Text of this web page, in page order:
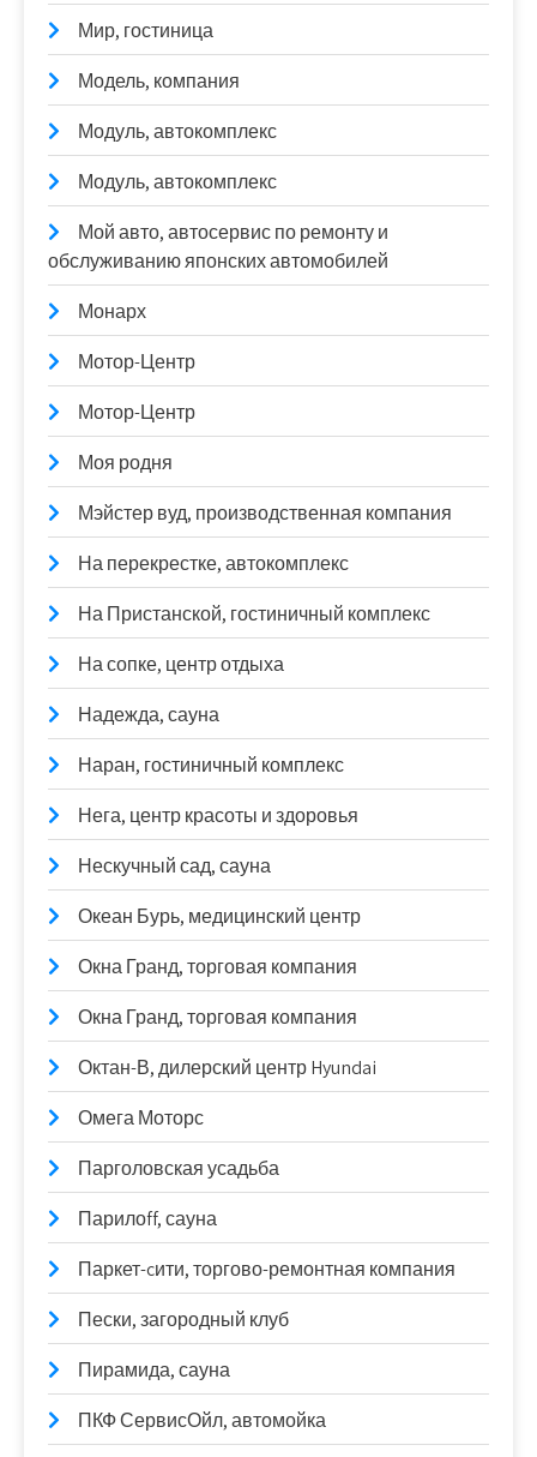
Мир, гостиница
Модель, компания
Модуль, автокомплекс
Модуль, автокомплекс
Мой авто, автосервис по ремонту и
обслуживанию японских автомобилей
Монарх
Мотор-Центр
Мотор-Центр
Моя родня
Мэйстер вуд, производственная компания
На перекрестке, автокомплекс
На Пристанской, гостиничный комплекс
На сопке, центр отдыха
Надежда, сауна
Наран, гостиничный комплекс
Нега, центр красоты и здоровья
Нескучный сад, сауна
Океан Бурь, медицинский центр
Окна Гранд, торговая компания
Окна Гранд, торговая компания
Октан-В, дилерский центр Hyundai
Омега Моторс
Парголовская усадьба
Парилоff, сауна
Паркет-cити, торгово-ремонтная компания
Пески, загородный клуб
Пирамида, сауна
ПКФ СервисОйл, автомойка